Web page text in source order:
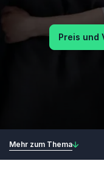
Preis und
Mehr zum Thema